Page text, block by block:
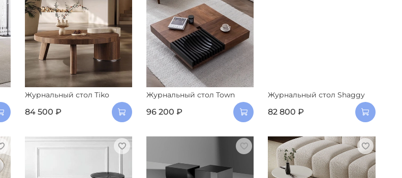
Журнальный стол Tiko
84 500 ₽
Журнальный стол Town
96 200 ₽
Журнальный стол Shaggy
82 800 ₽